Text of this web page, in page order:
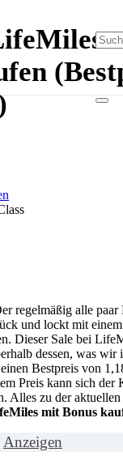
regelmäßig alle paar
und lockt mit
Dieser Sale bei
dessen, was wir
Bestpreis von
Preis kann sich
Alles zu der
mit Bonus
Anzeigen